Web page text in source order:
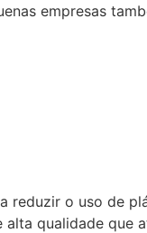
empresas
reduzir o uso de
qualidade que